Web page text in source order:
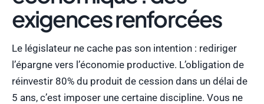
exigences renforcées
Le législateur ne cache pas son intention : rediriger
l’épargne vers l’économie productive. L’obligation de
réinvestir 80% du produit de cession dans un délai de
5 ans, c’est imposer une certaine discipline. Vous ne